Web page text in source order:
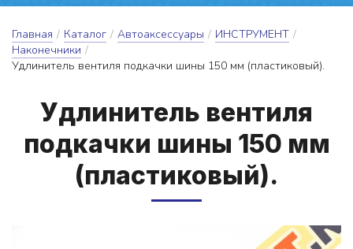
Главная / Каталог / Автоаксессуары / ИНСТРУМЕНТ /
Наконечники /
Удлинитель вентиля подкачки шины 150 мм (пластиковый).
Уд­ли­ни­тель вен­ти­ля
под­качки ши­ны 150 мм
(плас­ти­ко­вый).